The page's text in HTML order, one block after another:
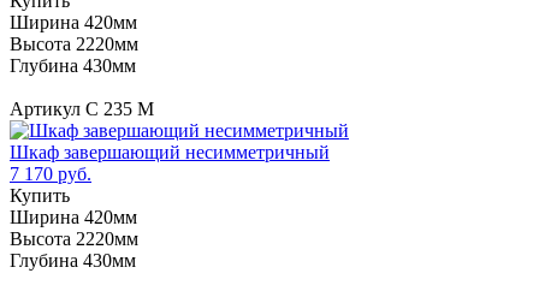
Ширина 420мм
Высота 2220мм
Глубина 430мм
Артикул С 235 М
Шкаф завершающий несимметричный
7 170 руб.
Купить
Ширина 420мм
Высота 2220мм
Глубина 430мм